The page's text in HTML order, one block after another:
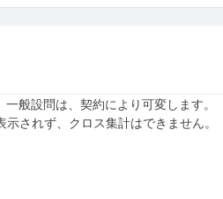
般設問は、契約により可変します。
されず、クロス集計はできません。